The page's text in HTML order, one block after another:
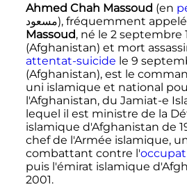
Ahmed Chah Massoud (en
مسعود), fréquemment
Massoud, né le 2 septembre
(Afghanistan) et mort
attentat-suicide le 9
(Afghanistan), est le
uni islamique et national
l'Afghanistan, du Jamiat-e
lequel il est ministre de la
islamique d'Afghanistan de
chef de l'Armée islamique,
combattant contre l'
puis l'émirat islamique
2001.